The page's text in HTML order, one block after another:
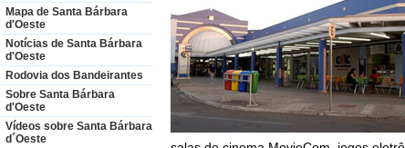
Mapa de Santa Bárbara
d'Oeste
Notícias de Santa Bárbara
d'Oeste
Rodovia dos Bandeirantes
Sobre Santa Bárbara
d'Oeste
Vídeos sobre Santa Bárbara
d´Oeste